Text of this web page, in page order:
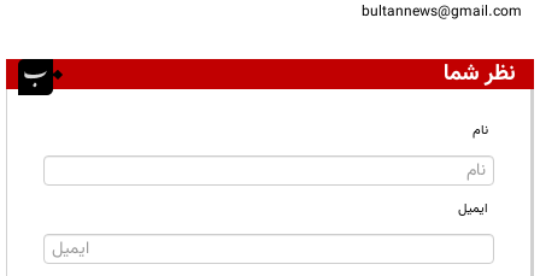
bultannews@gmail.com
نظر شما
نام
ایمیل